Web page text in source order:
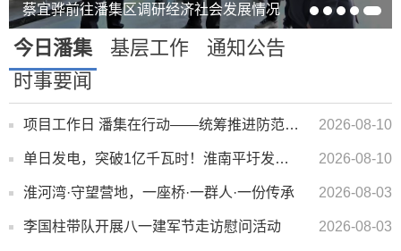
蔡宜骅前往潘集区调研经济社会发展情况
今日潘集 基层工作
通知公告
时事要闻
项目工作日 潘集在行动——统筹推进防范台风、项目建设 2026-08-10
单日发电，突破1亿千瓦时！淮南平圩发电创十年来迎峰度夏新高 2026-08-10
淮河湾·守望营地，一座桥·一群人·一份传承 2026-08-03
李国柱带队开展八一建军节走访慰问活动 2026-08-03